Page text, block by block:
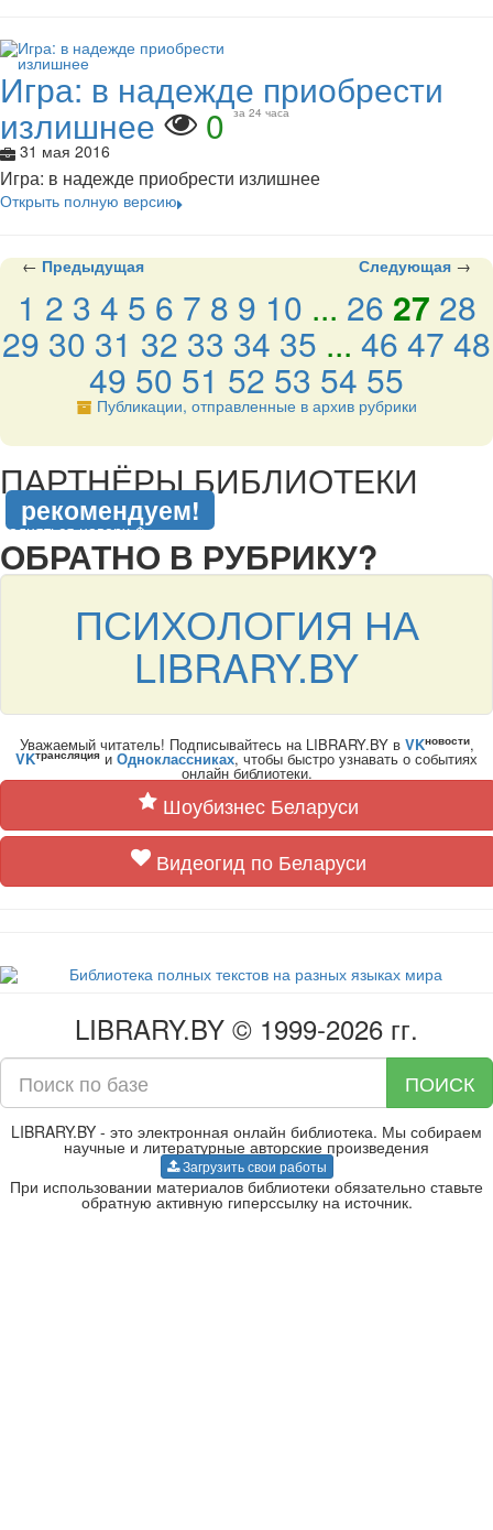
Игра: в надежде приобрести
излишнее 0 за 24 часа
31 мая 2016
Игра: в надежде приобрести излишнее
Открыть полную версию
← Предыдущая Следующая →
1 2 3 4 5 6 7 8 9 10 ... 26 27 28
29 30 31 32 33 34 35 ... 46 47 48
49 50 51 52 53 54 55
Публикации, отправленные в архив рубрики
ПАРТНЁРЫ БИБЛИОТЕКИ
рекомендуем!
подняться наверх ↑
ОБРАТНО В РУБРИКУ?
ПСИХОЛОГИЯ НА
LIBRARY.BY
Уважаемый читатель! Подписывайтесь на LIBRARY.BY в VKновости,
VKтрансляция и Одноклассниках, чтобы быстро узнавать о событиях
онлайн библиотеки.
Шоубизнес Беларуси
Видеогид по Беларуси
LIBRARY.BY © 1999-2026 гг.
ПОИСК
LIBRARY.BY - это электронная онлайн библиотека. Мы собираем
научные и литературные авторские произведения
Загрузить свои работы
При использовании материалов библиотеки обязательно ставьте
обратную активную гиперссылку на источник.